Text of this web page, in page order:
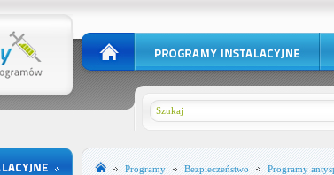
Programy Bezpieczeństwo Programy